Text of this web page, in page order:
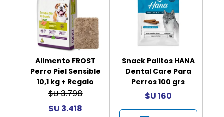
Alimento FROST
Perro Piel Sensible
10,1 kg + Regalo
$U 3.798
$U 3.418
Snack Palitos HANA
Dental Care Para
Perros 100 grs
$U 160